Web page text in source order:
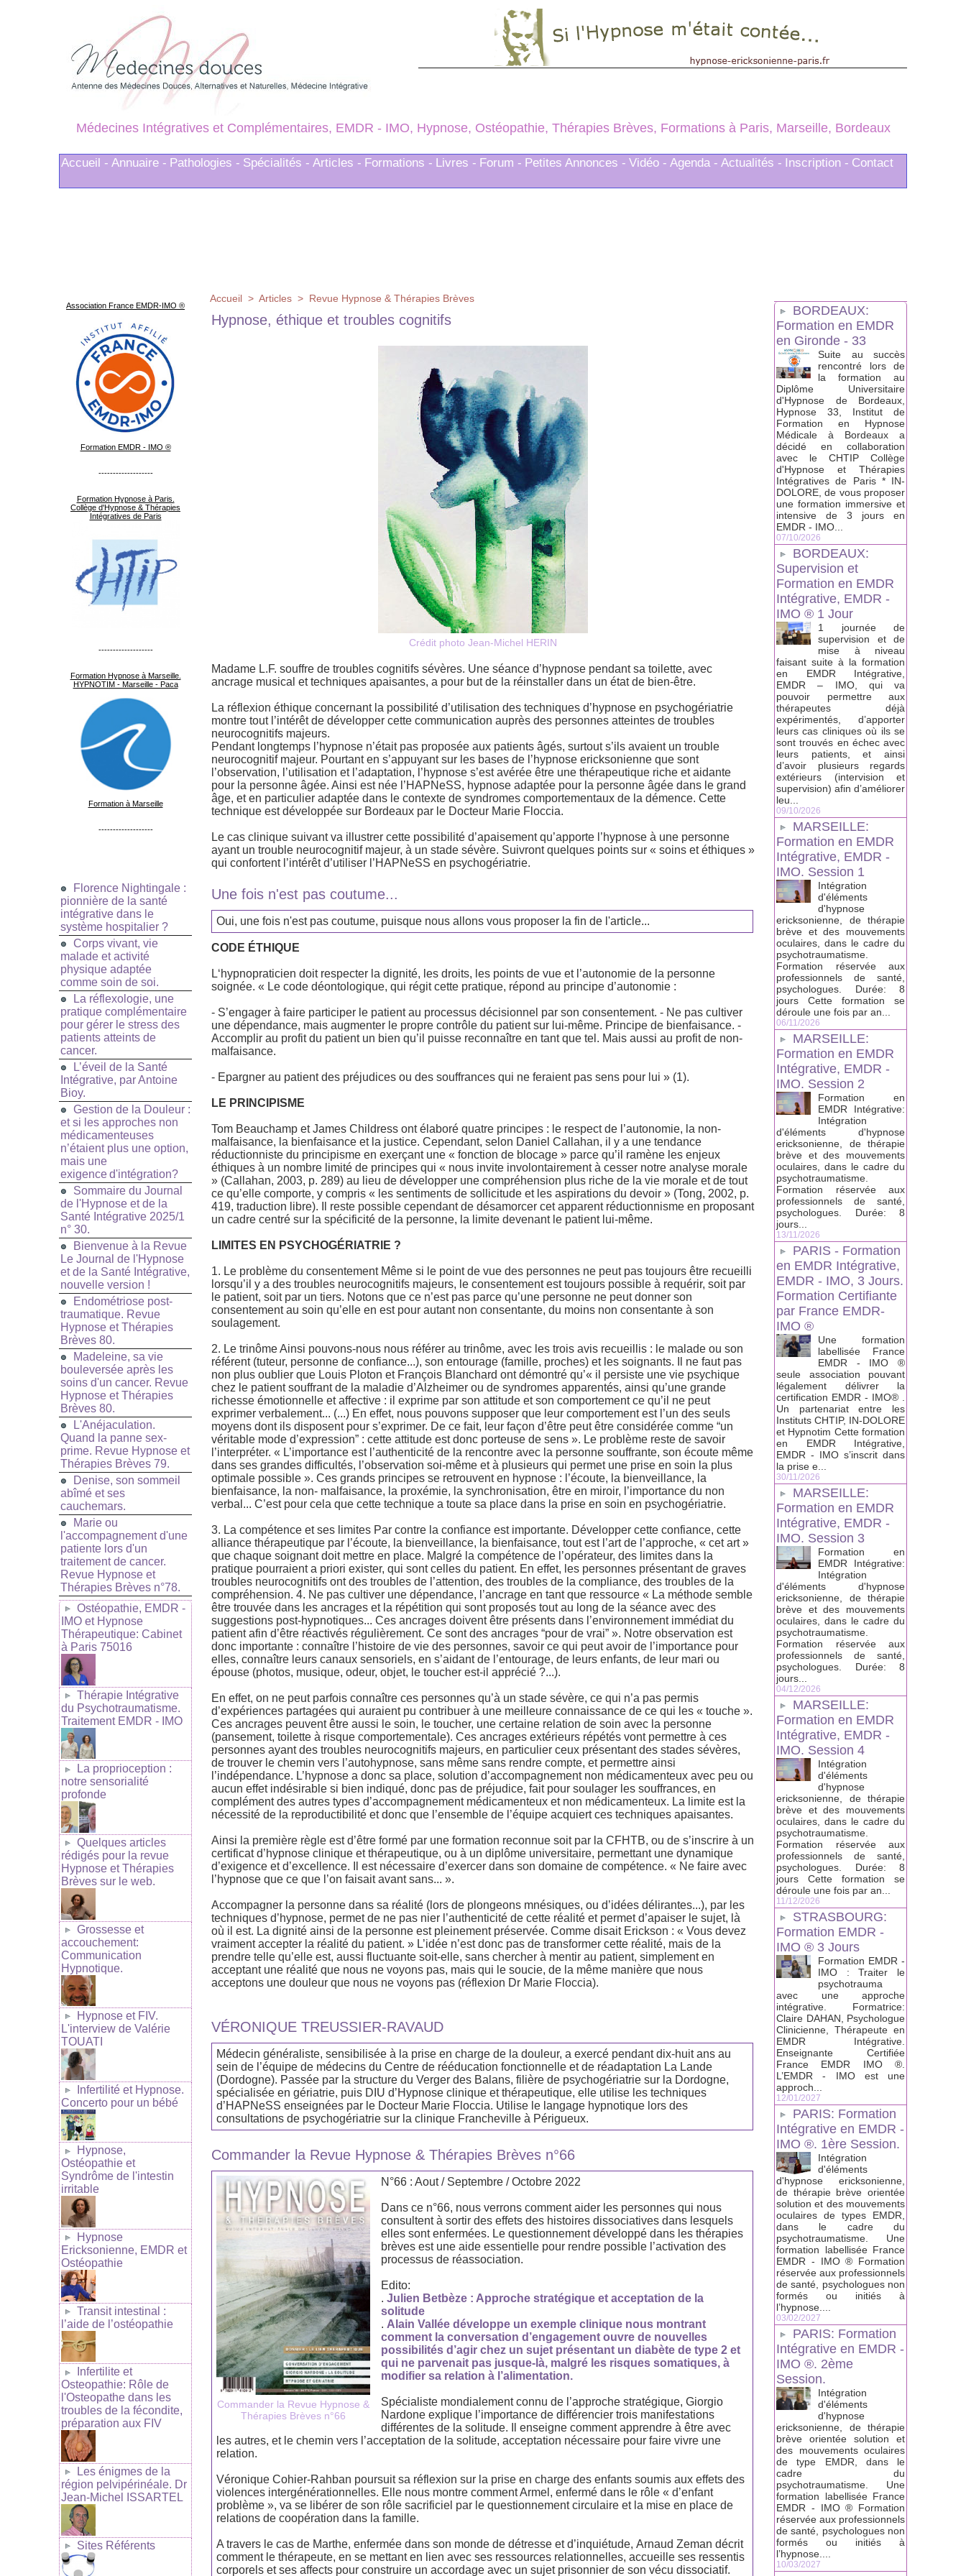
Médecines Intégratives et Complémentaires, EMDR - IMO, Hypnose, Ostéopathie, Thérapies Brèves, Formations à Paris, Marseille, Bordeaux
Accueil - Annuaire - Pathologies - Spécialités - Articles - Formations - Livres - Forum - Petites Annonces - Vidéo - Agenda - Actualités - Inscription - Contact
Association France EMDR-IMO ®
Formation EMDR - IMO ®
-------------------
Formation Hypnose à Paris.
Collège d'Hypnose & Thérapies
Intégratives de Paris
-------------------
Formation Hypnose à Marseille.
HYPNOTIM - Marseille - Paca
Formation à Marseille
-------------------
Florence Nightingale :
pionnière de la santé
intégrative dans le
système hospitalier ?
Corps vivant, vie
malade et activité
physique adaptée
comme soin de soi.
La réflexologie, une
pratique complémentaire
pour gérer le stress des
patients atteints de
cancer.
L’éveil de la Santé
Intégrative, par Antoine
Bioy.
Gestion de la Douleur :
et si les approches non
médicamenteuses
n’étaient plus une option,
mais une
exigence d'intégration?
Sommaire du Journal
de l'Hypnose et de la
Santé Intégrative 2025/1
n° 30.
Bienvenue à la Revue
Le Journal de l'Hypnose
et de la Santé Intégrative,
nouvelle version !
Endométriose post-
traumatique. Revue
Hypnose et Thérapies
Brèves 80.
Madeleine, sa vie
bouleversée après les
soins d'un cancer. Revue
Hypnose et Thérapies
Brèves 80.
L'Anéjaculation.
Quand la panne sex-
prime. Revue Hypnose et
Thérapies Brèves 79.
Denise, son sommeil
abîmé et ses
cauchemars.
Marie ou
l'accompagnement d'une
patiente lors d'un
traitement de cancer.
Revue Hypnose et
Thérapies Brèves n°78.
Ostéopathie, EMDR -
IMO et Hypnose
Thérapeutique: Cabinet
à Paris 75016
Thérapie Intégrative
du Psychotraumatisme.
Traitement EMDR - IMO
La proprioception :
notre sensorialité
profonde
Quelques articles
rédigés pour la revue
Hypnose et Thérapies
Brèves sur le web.
Grossesse et
accouchement:
Communication
Hypnotique.
Hypnose et FIV.
L'interview de Valérie
TOUATI
Infertilité et Hypnose.
Concerto pour un bébé
Hypnose,
Ostéopathie et
Syndrôme de l'intestin
irritable
Hypnose
Ericksonienne, EMDR et
Ostéopathie
Transit intestinal :
l’aide de l’ostéopathie
Infertilite et
Osteopathie: Rôle de
l'Osteopathe dans les
troubles de la fécondite,
préparation aux FIV
Les énigmes de la
région pelvipérinéale. Dr
Jean-Michel ISSARTEL
Sites Référents
Accueil > Articles > Revue Hypnose & Thérapies Brèves
Hypnose, éthique et troubles cognitifs
Crédit photo Jean-Michel HERIN
Madame L.F. souffre de troubles cognitifs sévères. Une séance d’hypnose pendant sa toilette, avec
ancrage musical et techniques apaisantes, a pour but de la réinstaller dans un état de bien-être.
La réflexion éthique concernant la possibilité d’utilisation des techniques d’hypnose en psychogériatrie
montre tout l’intérêt de développer cette communication auprès des personnes atteintes de troubles
neurocognitifs majeurs.
Pendant longtemps l’hypnose n’était pas proposée aux patients âgés, surtout s’ils avaient un trouble
neurocognitif majeur. Pourtant en s’appuyant sur les bases de l’hypnose ericksonienne que sont
l’observation, l’utilisation et l’adaptation, l’hypnose s’est avérée être une thérapeutique riche et aidante
pour la personne âgée. Ainsi est née l’HAPNeSS, hypnose adaptée pour la personne âgée dans le grand
âge, et en particulier adaptée dans le contexte de syndromes comportementaux de la démence. Cette
technique est développée sur Bordeaux par le Docteur Marie Floccia.
Le cas clinique suivant va illustrer cette possibilité d’apaisement qu’apporte l’hypnose à une personne
ayant un trouble neurocognitif majeur, à un stade sévère. Suivront quelques points sur « soins et éthiques »
qui confortent l’intérêt d’utiliser l’HAPNeSS en psychogériatrie.
Une fois n'est pas coutume...
Oui, une fois n'est pas coutume, puisque nous allons vous proposer la fin de l'article...
CODE ÉTHIQUE
L‘hypnopraticien doit respecter la dignité, les droits, les points de vue et l’autonomie de la personne
soignée. « Le code déontologique, qui régit cette pratique, répond au principe d’autonomie :
- S’engager à faire participer le patient au processus décisionnel par son consentement. - Ne pas cultiver
une dépendance, mais augmenter le propre contrôle du patient sur lui-même. Principe de bienfaisance. -
Accomplir au profit du patient un bien qu’il puisse reconnaître en tant que tel. Mais aussi au profit de non-
malfaisance.
- Epargner au patient des préjudices ou des souffrances qui ne feraient pas sens pour lui » (1).
LE PRINCIPISME
Tom Beauchamp et James Childress ont élaboré quatre principes : le respect de l’autonomie, la non-
malfaisance, la bienfaisance et la justice. Cependant, selon Daniel Callahan, il y a une tendance
réductionniste du principisme en exerçant une « fonction de blocage » parce qu’il ramène les enjeux
éthiques à un nombre limité de principes qui « nous invite involontairement à cesser notre analyse morale
» (Callahan, 2003, p. 289) au lieu de développer une compréhension plus riche de la vie morale et de tout
ce qu’elle comporte, y compris « les sentiments de sollicitude et les aspirations du devoir » (Tong, 2002, p.
419, traduction libre). Il reste possible cependant de désamorcer cet apparent réductionnisme en proposant
un cadre centré sur la spécificité de la personne, la limite devenant le patient lui-même.
LIMITES EN PSYCHOGÉRIATRIE ?
1. Le problème du consentement Même si le point de vue des personnes ne peut pas toujours être recueilli
lorsqu’il y a des troubles neurocognitifs majeurs, le consentement est toujours possible à requérir, soit par
le patient, soit par un tiers. Notons que ce n’est pas parce qu’une personne ne peut donner son
consentement au soin qu’elle en est pour autant non consentante, du moins non consentante à son
soulagement.
2. Le trinôme Ainsi pouvons-nous nous référer au trinôme, avec les trois avis recueillis : le malade ou son
référent (tuteur, personne de confiance...), son entourage (famille, proches) et les soignants. Il ne faut pas
non plus oublier que Louis Ploton et François Blanchard ont démontré qu’« il persiste une vie psychique
chez le patient souffrant de la maladie d’Alzheimer ou de syndromes apparentés, ainsi qu’une grande
richesse émotionnelle et affective : il exprime par son attitude et son comportement ce qu’il ne peut
exprimer verbalement... (...) En effet, nous pouvons supposer que leur comportement est l’un des seuls
moyens dont ils disposent pour s’exprimer. De ce fait, leur façon d’être peut être considérée comme “un
véritable mode d’expression” : cette attitude est donc porteuse de sens ». Le problème reste de savoir
l’interpréter. « L’importance est l’authenticité de la rencontre avec la personne souffrante, son écoute même
dans ses grandes difficultés, l’observation soi-même et à plusieurs qui permet une prise en soin la plus
optimale possible ». Ces grands principes se retrouvent en hypnose : l’écoute, la bienveillance, la
bienfaisance, la non- malfaisance, la proxémie, la synchronisation, être en miroir, l’importance du non
verbal... C’est pour cela que cette technique a toute sa place dans la prise en soin en psychogériatrie.
3. La compétence et ses limites Par contre la confiance est importante. Développer cette confiance, cette
alliance thérapeutique par l’écoute, la bienveillance, la bienfaisance, tout est l’art de l’approche, « cet art »
que chaque soignant doit mettre en place. Malgré la compétence de l’opérateur, des limites dans la
pratique pourraient a priori exister, qui sont celles du patient. En effet, les personnes présentant de graves
troubles neurocognitifs ont des troubles de l’attention, des troubles de la compliance, des troubles de la
compréhension. 4. Ne pas cultiver une dépendance, l’ancrage en tant que ressource « La méthode semble
être trouvée dans les ancrages et la répétition qui sont proposés tout au long de la séance avec des
suggestions post-hypnotiques... Ces ancrages doivent être présents dans l’environnement immédiat du
patient afin d’être réactivés régulièrement. Ce sont des ancrages “pour de vrai” ». Notre observation est
donc importante : connaître l’histoire de vie des personnes, savoir ce qui peut avoir de l’importance pour
elles, connaître leurs canaux sensoriels, en s’aidant de l’entourage, de leurs enfants, de leur mari ou
épouse (photos, musique, odeur, objet, le toucher est-il apprécié ?...).
En effet, on ne peut parfois connaître ces personnes qu’à un stade sévère, ce qui n’a pas permis
d’expériences partagées qui auraient pu contribuer à une meilleure connaissance de ce qui les « touche ».
Ces ancrages peuvent être aussi le soin, le toucher, une certaine relation de soin avec la personne
(pansement, toilette à risque comportementale). Ces ancrages extérieurs répétés vont permettre à ces
personnes ayant des troubles neurocognitifs majeurs, en particulier ceux présentant des stades sévères,
de trouver le chemin vers l’autohypnose, sans même sans rendre compte, et permettre ainsi
l’indépendance. L’hypnose a donc sa place, solution d’accompagnement non médicamenteux avec peu ou
aucun effet indésirable si bien indiqué, donc pas de préjudice, fait pour soulager les souffrances, en
complément des autres types d’accompagnement médicamenteux et non médicamenteux. La limite est la
nécessité de la reproductibilité et donc que l’ensemble de l’équipe acquiert ces techniques apaisantes.
Ainsi la première règle est d’être formé par une formation reconnue soit par la CFHTB, ou de s’inscrire à un
certificat d’hypnose clinique et thérapeutique, ou à un diplôme universitaire, permettant une dynamique
d’exigence et d’excellence. Il est nécessaire d’exercer dans son domaine de compétence. « Ne faire avec
l’hypnose que ce que l’on faisait avant sans... ».
Accompagner la personne dans sa réalité (lors de plongeons mnésiques, ou d’idées délirantes...), par les
techniques d’hypnose, permet de ne pas nier l’authenticité de cette réalité et permet d’apaiser le sujet, là
où il est. La dignité ainsi de la personne est pleinement préservée. Comme disait Erickson : « Vous devez
vraiment accepter la réalité du patient. » L’idée n’est donc pas de transformer cette réalité, mais de la
prendre telle qu’elle est, aussi fluctuante soit-elle, sans chercher à mentir au patient, simplement en
acceptant une réalité que nous ne voyons pas, mais qui le soucie, de la même manière que nous
acceptons une douleur que nous ne voyons pas (réflexion Dr Marie Floccia).
VÉRONIQUE TREUSSIER-RAVAUD
Médecin généraliste, sensibilisée à la prise en charge de la douleur, a exercé pendant dix-huit ans au
sein de l’équipe de médecins du Centre de rééducation fonctionnelle et de réadaptation La Lande
(Dordogne). Passée par la structure du Verger des Balans, filière de psychogériatrie sur la Dordogne,
spécialisée en gériatrie, puis DIU d’Hypnose clinique et thérapeutique, elle utilise les techniques
d’HAPNeSS enseignées par le Docteur Marie Floccia. Utilise le langage hypnotique lors des
consultations de psychogériatrie sur la clinique Francheville à Périgueux.
Commander la Revue Hypnose & Thérapies Brèves n°66
Commander la Revue Hypnose &
Thérapies Brèves n°66
N°66 : Aout / Septembre / Octobre 2022
Dans ce n°66, nous verrons comment aider les personnes qui nous
consultent à sortir des effets des histoires dissociatives dans lesquels
elles sont enfermées. Le questionnement développé dans les thérapies
brèves est une aide essentielle pour rendre possible l’activation des
processus de réassociation.
Edito:
. Julien Betbèze : Approche stratégique et acceptation de la
solitude
. Alain Vallée développe un exemple clinique nous montrant
comment la conversation d’engagement ouvre de nouvelles
possibilités d’agir chez un sujet présentant un diabète de type 2 et
qui ne parvenait pas jusque-là, malgré les risques somatiques, à
modifier sa relation à l’alimentation.
Spécialiste mondialement connu de l’approche stratégique, Giorgio
Nardone explique l’importance de différencier trois manifestations
différentes de la solitude. Il enseigne comment apprendre à être avec
les autres, et le chemin vers l’acceptation de la solitude, acceptation nécessaire pour faire vivre une
relation.
Véronique Cohier-Rahban poursuit sa réflexion sur la prise en charge des enfants soumis aux effets des
violences intergénérationnelles. Elle nous montre comment Armel, enfermé dans le rôle « d’enfant
problème », va se libérer de son rôle sacrificiel par le questionnement circulaire et la mise en place de
relations de coopération dans la famille.
A travers le cas de Marthe, enfermée dans son monde de détresse et d’inquiétude, Arnaud Zeman décrit
comment le thérapeute, en se mettant en lien avec ses ressources relationnelles, accueille ses ressentis
corporels et ses affects pour construire un accordage avec un sujet prisonnier de son vécu dissociatif.
BORDEAUX:
Formation en EMDR
en Gironde - 33
Suite au succès
rencontré lors de
la formation au
Diplôme Universitaire
d'Hypnose de Bordeaux,
Hypnose 33, Institut de
Formation en Hypnose
Médicale à Bordeaux a
décidé en collaboration
avec le CHTIP Collège
d'Hypnose et Thérapies
Intégratives de Paris * IN-
DOLORE, de vous proposer
une formation immersive et
intensive de 3 jours en
EMDR - IMO...
07/10/2026
BORDEAUX:
Supervision et
Formation en EMDR
Intégrative, EMDR -
IMO ® 1 Jour
1 journée de
supervision et de
mise à niveau
faisant suite à la formation
en EMDR Intégrative,
EMDR – IMO, qui va
pouvoir permettre aux
thérapeutes déjà
expérimentés, d’apporter
leurs cas cliniques où ils se
sont trouvés en échec avec
leurs patients, et ainsi
d’avoir plusieurs regards
extérieurs (intervision et
supervision) afin d’améliorer
leu...
09/10/2026
MARSEILLE:
Formation en EMDR
Intégrative, EMDR -
IMO. Session 1
Intégration
d'éléments
d'hypnose
ericksonienne, de thérapie
brève et des mouvements
oculaires, dans le cadre du
psychotraumatisme.
Formation réservée aux
professionnels de santé,
psychologues. Durée: 8
jours Cette formation se
déroule une fois par an...
06/11/2026
MARSEILLE:
Formation en EMDR
Intégrative, EMDR -
IMO. Session 2
Formation en
EMDR Intégrative:
Intégration
d'éléments d'hypnose
ericksonienne, de thérapie
brève et des mouvements
oculaires, dans le cadre du
psychotraumatisme.
Formation réservée aux
professionnels de santé,
psychologues. Durée: 8
jours...
13/11/2026
PARIS - Formation
en EMDR Intégrative,
EMDR - IMO, 3 Jours.
Formation Certifiante
par France EMDR-
IMO ®
Une formation
labellisée France
EMDR - IMO ®
seule association pouvant
légalement délivrer la
certification EMDR - IMO® .
Un partenariat entre les
Instituts CHTIP, IN-DOLORE
et Hypnotim Cette formation
en EMDR Intégrative,
EMDR - IMO s’inscrit dans
la prise e...
30/11/2026
MARSEILLE:
Formation en EMDR
Intégrative, EMDR -
IMO. Session 3
Formation en
EMDR Intégrative:
Intégration
d'éléments d'hypnose
ericksonienne, de thérapie
brève et des mouvements
oculaires, dans le cadre du
psychotraumatisme.
Formation réservée aux
professionnels de santé,
psychologues. Durée: 8
jours...
04/12/2026
MARSEILLE:
Formation en EMDR
Intégrative, EMDR -
IMO. Session 4
Intégration
d'éléments
d'hypnose
ericksonienne, de thérapie
brève et des mouvements
oculaires, dans le cadre du
psychotraumatisme.
Formation réservée aux
professionnels de santé,
psychologues. Durée: 8
jours Cette formation se
déroule une fois par an...
11/12/2026
STRASBOURG:
Formation EMDR -
IMO ® 3 Jours
Formation EMDR -
IMO : Traiter le
psychotrauma
avec une approche
intégrative. Formatrice:
Claire DAHAN, Psychologue
Clinicienne, Thérapeute en
EMDR Intégrative.
Enseignante Certifiée
France EMDR IMO ®.
L’EMDR - IMO est une
approch...
12/01/2027
PARIS: Formation
Intégrative en EMDR -
IMO ®. 1ère Session.
Intégration
d'éléments
d'hypnose ericksonienne,
de thérapie brève orientée
solution et des mouvements
oculaires de types EMDR,
dans le cadre du
psychotraumatisme. Une
formation labellisée France
EMDR - IMO ® Formation
réservée aux professionnels
de santé, psychologues non
formés ou initiés à
l’hypnose....
03/02/2027
PARIS: Formation
Intégrative en EMDR -
IMO ®. 2ème
Session.
Intégration
d'éléments
d'hypnose
ericksonienne, de thérapie
brève orientée solution et
des mouvements oculaires
de type EMDR, dans le
cadre du
psychotraumatisme. Une
formation labellisée France
EMDR - IMO ® Formation
réservée aux professionnels
de santé, psychologues non
formés ou initiés à
l’hypnose....
10/03/2027